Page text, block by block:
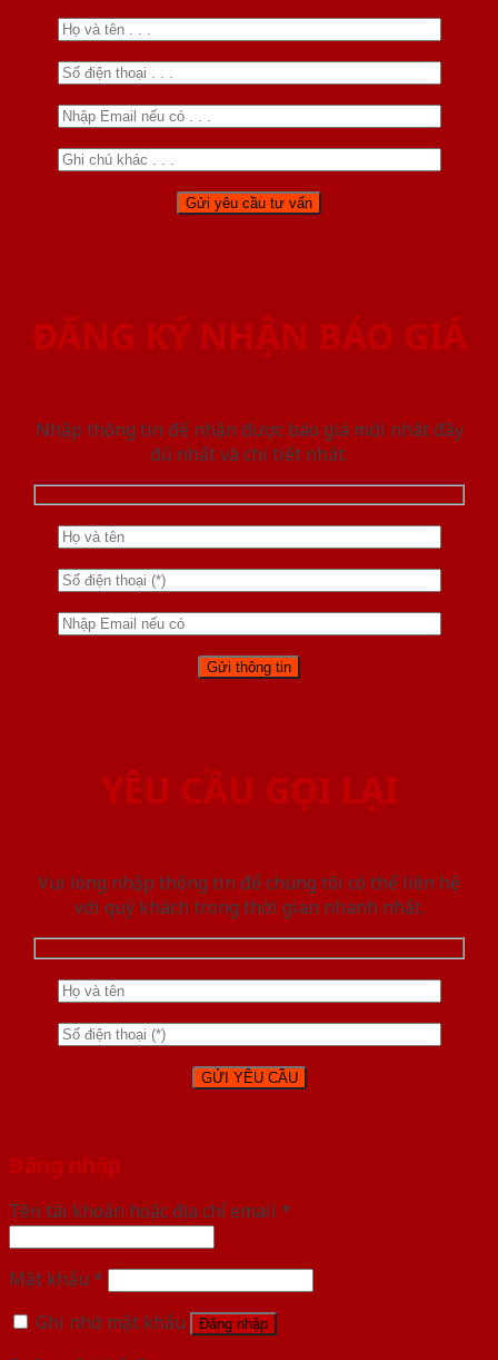
ĐĂNG KÝ NHẬN BÁO GIÁ
Nhập thông tin để nhận được báo giá mới nhât đầy
đủ nhất và chi tiết nhất.
YÊU CẦU GỌI LẠI
Vui lòng nhập thông tin để chúng tôi có thể liên hệ
với quý khách trong thời gian nhanh nhất.
Đăng nhập
Tên tài khoản hoặc địa chỉ email *
Mật khẩu *
Ghi nhớ mật khẩu
Đăng nhập